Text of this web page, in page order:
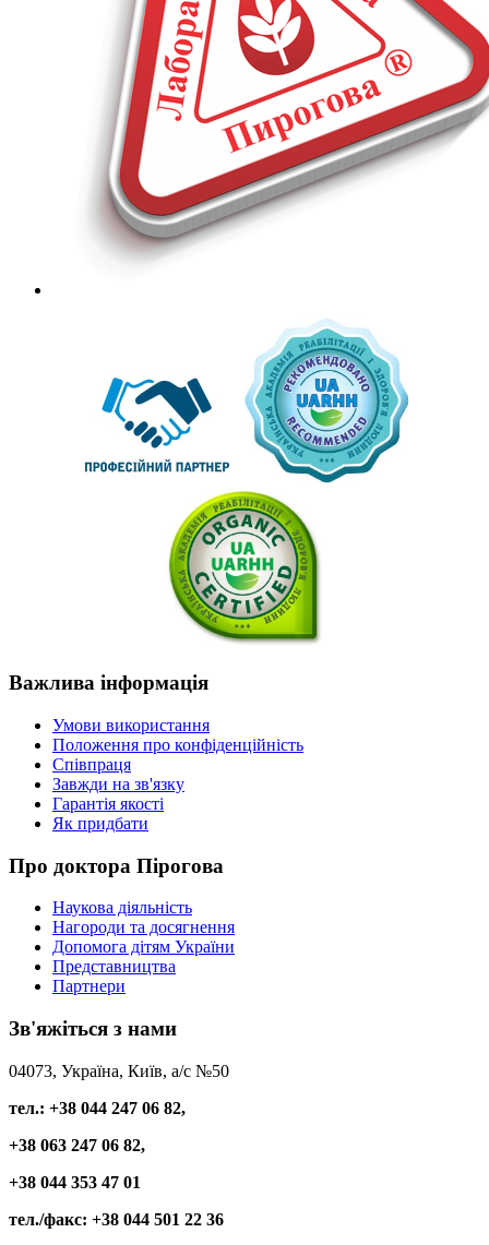
Важлива інформація
Умови використання
Положення про конфіденційність
Співпраця
Завжди на зв'язку
Гарантія якості
Як придбати
Про доктора Пірогова
Наукова діяльність
Нагороди та досягнення
Допомога дітям України
Представництва
Партнери
Зв'яжіться з нами
04073, Україна, Київ, а/с №50
тел.: +38 044 247 06 82,
+38 063 247 06 82,
+38 044 353 47 01
тел./факс: +38 044 501 22 36